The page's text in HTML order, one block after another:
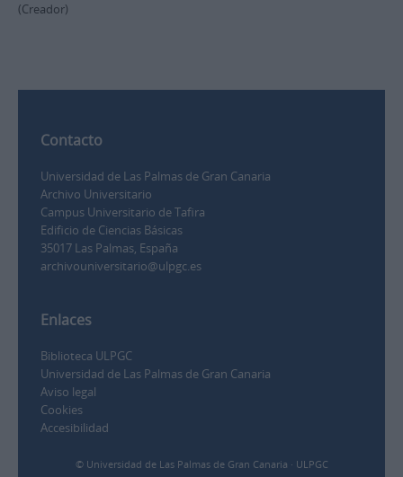
(Creador)
Contacto
Universidad de Las Palmas de Gran Canaria
Archivo Universitario
Campus Universitario de Tafira
Edificio de Ciencias Básicas
35017 Las Palmas, España
archivouniversitario@ulpgc.es
Enlaces
Biblioteca ULPGC
Universidad de Las Palmas de Gran Canaria
Aviso legal
Cookies
Accesibilidad
© Universidad de Las Palmas de Gran Canaria · ULPGC